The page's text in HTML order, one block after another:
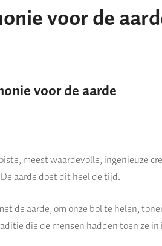
voor de
voor de aarde
meest waardevolle, ingenieuze
De aarde doet dit heel de tijd.
de aarde, om onze bol te helen,
die de mensen hadden toen ze